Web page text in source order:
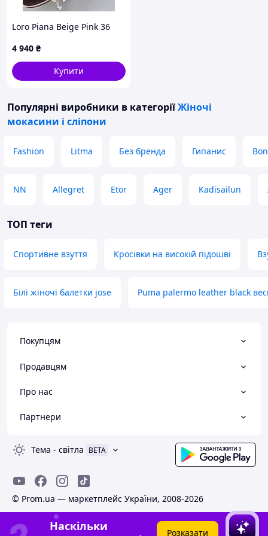
Пишіть, телефонуйте, відповім на всі
питання.
Loro Piana Beige Pink 36
4 940 ₴
Купити
Популярні виробники в категоріїЖіночі
мокасини і сліпони
Fashion Litma Без бренда Гипанис
NN Allegret Etor Ager Kadisailun
ТОП теги
Спортивне взуття Кросівки на високій підошві
Білі жіночі балетки jose Puma palermo leather black
Покупцям
Продавцям
Про нас
Партнери
Тема - світла BETA
© Prom.ua — маркетплейс України, 2008-2026
Наскільки
Розказати